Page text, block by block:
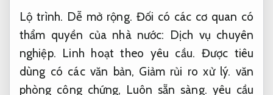
Các cơ quan C.ty hay tổ chức kiếm tiêu dùng
con dấu sao y bản chính cũng buộc phải có sự
cấp phép của cơ quan có thẩm quyền.
Hỗ trợ.
Quy trình minh bạch.
cần Khắc dấu Châu Á
cũng đánh giá hạn chế rủi ro thông báo đầu